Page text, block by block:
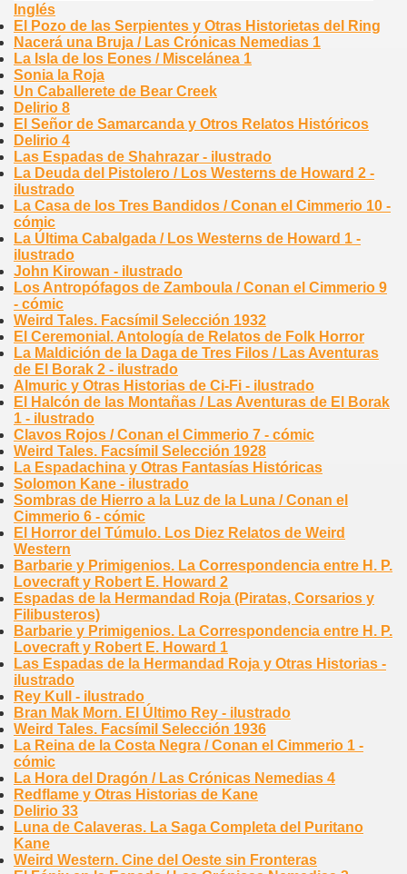
Inglés
El Pozo de las Serpientes y Otras Historietas del Ring
Nacerá una Bruja / Las Crónicas Nemedias 1
La Isla de los Eones / Miscelánea 1
Sonia la Roja
Un Caballerete de Bear Creek
Delirio 8
El Señor de Samarcanda y Otros Relatos Históricos
Delirio 4
Las Espadas de Shahrazar - ilustrado
La Deuda del Pistolero / Los Westerns de Howard 2 -
ilustrado
La Casa de los Tres Bandidos / Conan el Cimmerio 10 -
cómic
La Última Cabalgada / Los Westerns de Howard 1 -
ilustrado
John Kirowan - ilustrado
Los Antropófagos de Zamboula / Conan el Cimmerio 9
- cómic
Weird Tales. Facsímil Selección 1932
El Ceremonial. Antología de Relatos de Folk Horror
La Maldición de la Daga de Tres Filos / Las Aventuras
de El Borak 2 - ilustrado
Almuric y Otras Historias de Ci-Fi - ilustrado
El Halcón de las Montañas / Las Aventuras de El Borak
1 - ilustrado
Clavos Rojos / Conan el Cimmerio 7 - cómic
Weird Tales. Facsímil Selección 1928
La Espadachina y Otras Fantasías Históricas
Solomon Kane - ilustrado
Sombras de Hierro a la Luz de la Luna / Conan el
Cimmerio 6 - cómic
El Horror del Túmulo. Los Diez Relatos de Weird
Western
Barbarie y Primigenios. La Correspondencia entre H. P.
Lovecraft y Robert E. Howard 2
Espadas de la Hermandad Roja (Piratas, Corsarios y
Filibusteros)
Barbarie y Primigenios. La Correspondencia entre H. P.
Lovecraft y Robert E. Howard 1
Las Espadas de la Hermandad Roja y Otras Historias -
ilustrado
Rey Kull - ilustrado
Bran Mak Morn. El Último Rey - ilustrado
Weird Tales. Facsímil Selección 1936
La Reina de la Costa Negra / Conan el Cimmerio 1 -
cómic
La Hora del Dragón / Las Crónicas Nemedias 4
Redflame y Otras Historias de Kane
Delirio 33
Luna de Calaveras. La Saga Completa del Puritano
Kane
Weird Western. Cine del Oeste sin Fronteras